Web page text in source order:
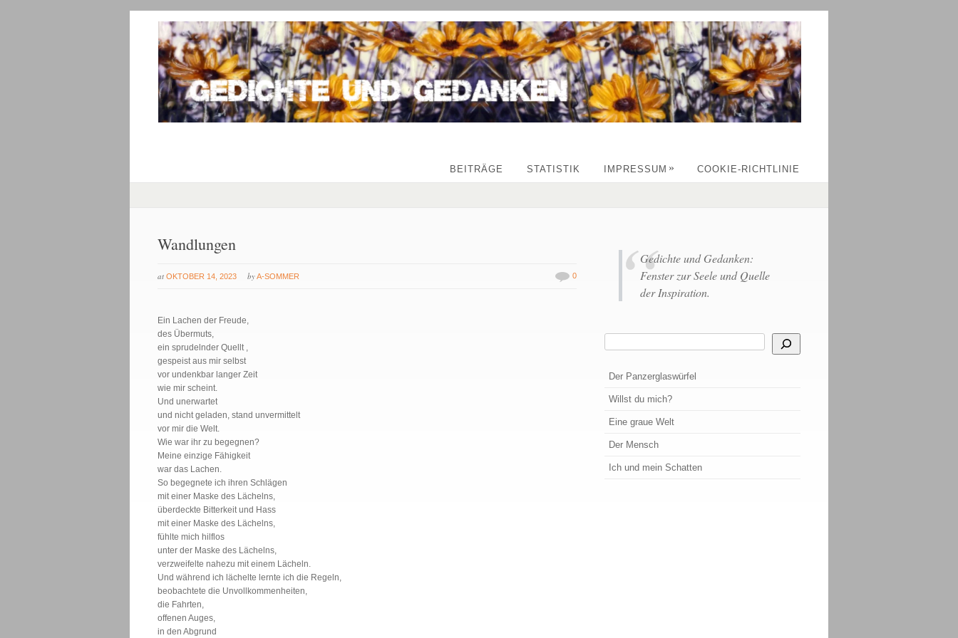
BEITRÄGE STATISTIK IMPRESSUM » COOKIE-RICHTLINIE
Wandlungen
at OKTOBER 14, 2023 byA-SOMMER 0
Ein Lachen der Freude,
des Übermuts,
ein sprudelnder Quellt ,
gespeist aus mir selbst
vor undenkbar langer Zeit
wie mir scheint.
Und unerwartet
und nicht geladen, stand unvermittelt
vor mir die Welt.
Wie war ihr zu begegnen?
Meine einzige Fähigkeit
war das Lachen.
So begegnete ich ihren Schlägen
mit einer Maske des Lächelns,
überdeckte Bitterkeit und Hass
mit einer Maske des Lächelns,
fühlte mich hilflos
unter der Maske des Lächelns,
verzweifelte nahezu mit einem Lächeln.
Und während ich lächelte lernte ich die Regeln,
beobachtete die Unvollkommenheiten,
die Fahrten,
offenen Auges,
in den Abgrund
Gedichte und Gedanken:
Fenster zur Seele und Quelle
der Inspiration.
Der Panzerglaswürfel
Willst du mich?
Eine graue Welt
Der Mensch
Ich und mein Schatten